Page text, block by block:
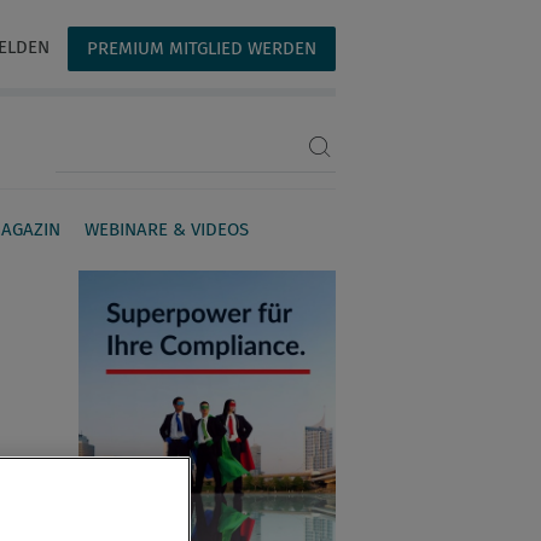
PREMIUM MITGLIED WERDEN
WEBINARE & VIDEOS